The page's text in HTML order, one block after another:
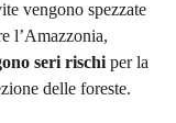
vengono spezzate
l’Amazzonia,
seri rischiper la
delle foreste.